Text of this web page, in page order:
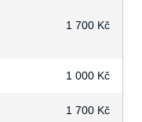
1 700 Kč
1 000 Kč
1 700 Kč